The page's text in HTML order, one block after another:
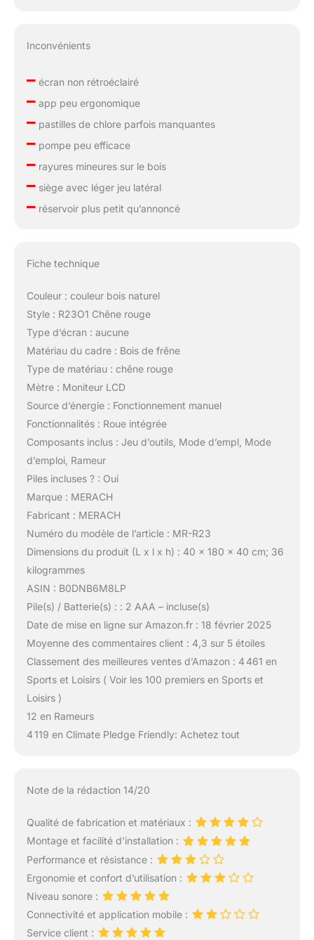
Inconvénients
–écran non rétroéclairé
–app peu ergonomique
–pastilles de chlore parfois manquantes
–pompe peu efficace
–rayures mineures sur le bois
–siège avec léger jeu latéral
–réservoir plus petit qu’annoncé
Fiche technique
Couleur : couleur bois naturel
Style : R23O1 Chêne rouge
Type d’écran : aucune
Matériau du cadre : Bois de frêne
Type de matériau : chêne rouge
Mètre : Moniteur LCD
Source d’énergie : Fonctionnement manuel
Fonctionnalités : Roue intégrée
Composants inclus : Jeu d’outils, Mode d’empl, Mode
d’emploi, Rameur
Piles incluses ? : Oui
Marque : MERACH
Fabricant : MERACH
Numéro du modèle de l’article : MR-R23
Dimensions du produit (L x l x h) : 40 x 180 x 40 cm; 36
kilogrammes
ASIN : B0DNB6M8LP
Pile(s) / Batterie(s) : : 2 AAA – incluse(s)
Date de mise en ligne sur Amazon.fr : 18 février 2025
Moyenne des commentaires client : 4,3 sur 5 étoiles
Classement des meilleures ventes d’Amazon : 4 461 en
Sports et Loisirs ( Voir les 100 premiers en Sports et
Loisirs )
12 en Rameurs
4 119 en Climate Pledge Friendly: Achetez tout
Note de la rédaction 14/20
Qualité de fabrication et matériaux :
Montage et facilité d’installation :
Performance et résistance :
Ergonomie et confort d’utilisation :
Niveau sonore :
Connectivité et application mobile :
Service client :